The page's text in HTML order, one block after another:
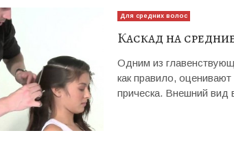
Для средних волос
Каскад на
Одним из
как правило,
прическа. Внешний вид